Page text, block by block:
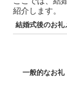
紹介します。
結婚式後のお礼
一般的なお礼